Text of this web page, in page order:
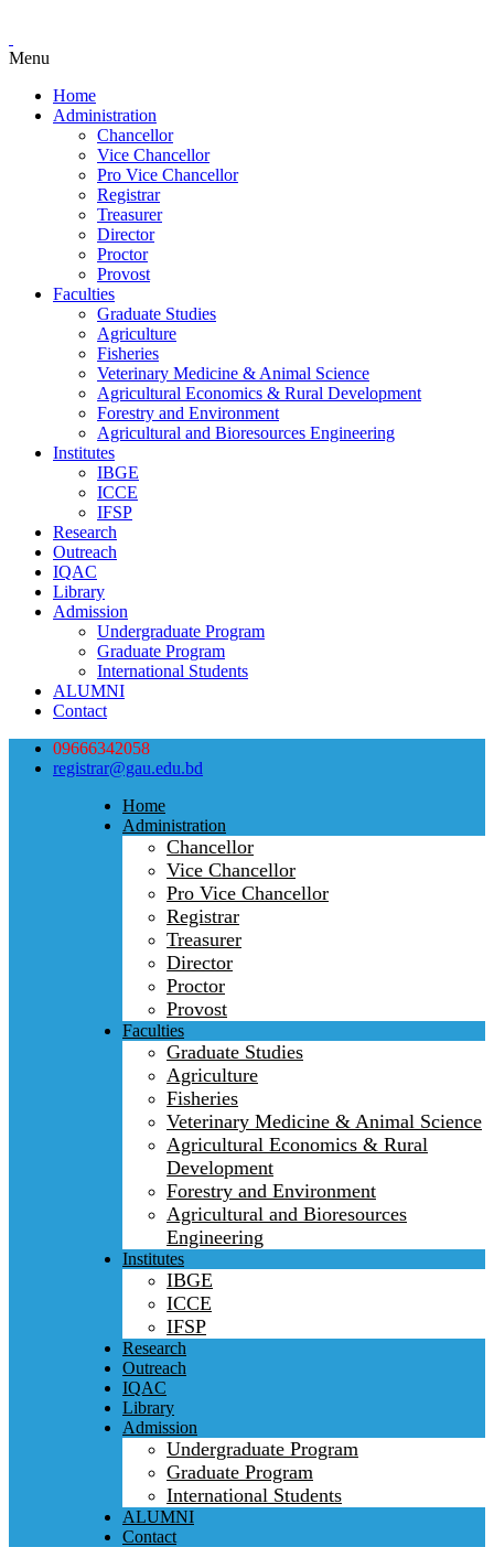
Menu
Home
Administration
Chancellor
Vice Chancellor
Pro Vice Chancellor
Registrar
Treasurer
Director
Proctor
Provost
Faculties
Graduate Studies
Agriculture
Fisheries
Veterinary Medicine & Animal Science
Agricultural Economics & Rural Development
Forestry and Environment
Agricultural and Bioresources Engineering
Institutes
IBGE
ICCE
IFSP
Research
Outreach
IQAC
Library
Admission
Undergraduate Program
Graduate Program
International Students
ALUMNI
Contact
09666342058
registrar@gau.edu.bd
Home
Administration
Chancellor
Vice Chancellor
Pro Vice Chancellor
Registrar
Treasurer
Director
Proctor
Provost
Faculties
Graduate Studies
Agriculture
Fisheries
Veterinary Medicine & Animal Science
Agricultural Economics & Rural
Development
Forestry and Environment
Agricultural and Bioresources
Engineering
Institutes
IBGE
ICCE
IFSP
Research
Outreach
IQAC
Library
Admission
Undergraduate Program
Graduate Program
International Students
ALUMNI
Contact